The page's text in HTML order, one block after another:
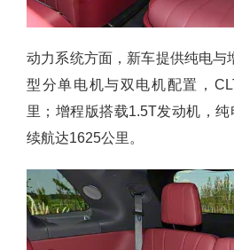
动力系统方面，新车提供纯电与
型分单电机与双电机配置，
里；增程版搭载1.5T发动机，
续航达1625公里。